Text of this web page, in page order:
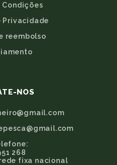
Condições
Privacidade
reembolso
NOS
268
fixa nacional